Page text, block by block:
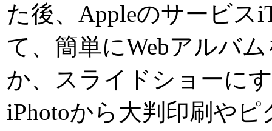
た後、Appleのサービス
て、簡単にWebアルバ
か、スライドショーに
iPhotoから大判印刷や